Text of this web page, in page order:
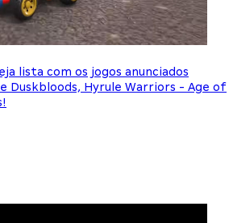
lista com os jogos anunciados
Duskbloods, Hyrule Warriors - Age of